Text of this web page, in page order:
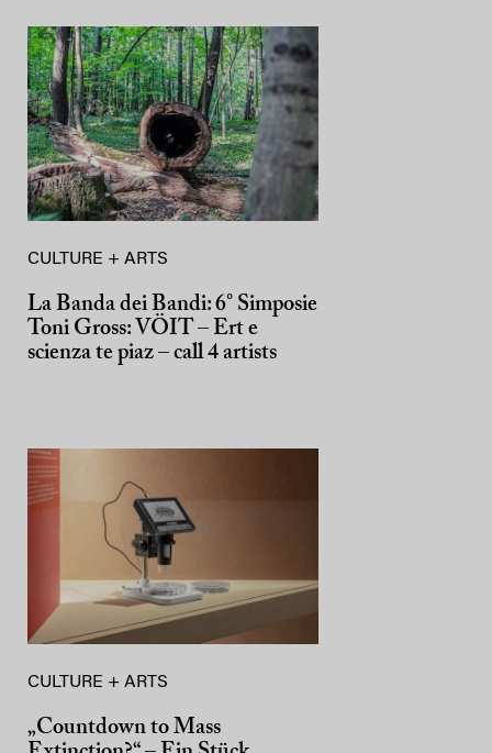
CULTURE + ARTS
La Banda dei Bandi: 6° Simposie
Toni Gross: VÖIT – Ert e
scienza te piaz – call 4 artists
CULTURE + ARTS
„Countdown to Mass